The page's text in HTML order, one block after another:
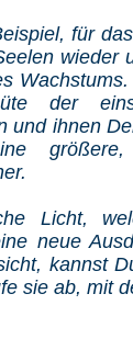
für
wieder
der einst
und ihnen
größere,
Licht,
neue
kannst
sie ab, mit